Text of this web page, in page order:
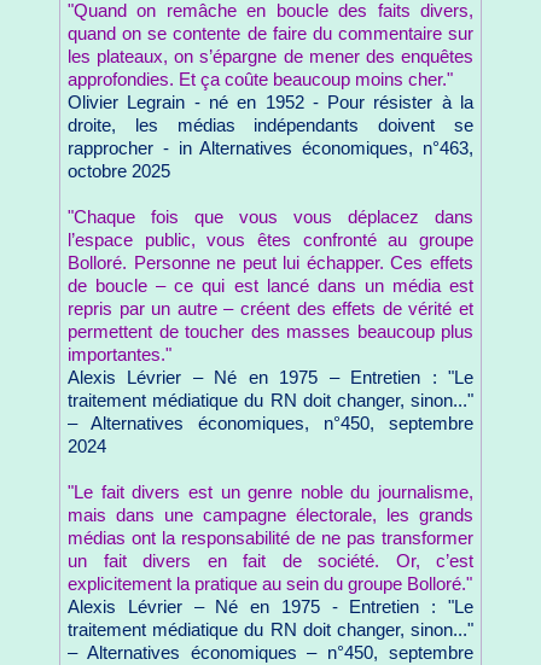
"Quand on remâche en boucle des faits divers,
quand on se contente de faire du commentaire sur
les plateaux, on s’épargne de mener des enquêtes
approfondies. Et ça coûte beaucoup moins cher."
Olivier Legrain - né en 1952 - Pour résister à la
droite, les médias indépendants doivent se
rapprocher - in Alternatives économiques, n°463,
octobre 2025
"Chaque fois que vous vous déplacez dans
l’espace public, vous êtes confronté au groupe
Bolloré. Personne ne peut lui échapper. Ces effets
de boucle – ce qui est lancé dans un média est
repris par un autre – créent des effets de vérité et
permettent de toucher des masses beaucoup plus
importantes."
Alexis Lévrier – Né en 1975 – Entretien : "Le
traitement médiatique du RN doit changer, sinon..."
– Alternatives économiques, n°450, septembre
2024
"Le fait divers est un genre noble du journalisme,
mais dans une campagne électorale, les grands
médias ont la responsabilité de ne pas transformer
un fait divers en fait de société. Or, c’est
explicitement la pratique au sein du groupe Bolloré."
Alexis Lévrier – Né en 1975 - Entretien : "Le
traitement médiatique du RN doit changer, sinon..."
– Alternatives économiques – n°450, septembre